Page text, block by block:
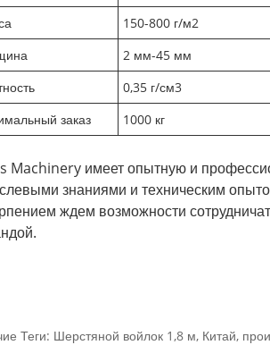
150-800 г/м2
2 мм-45 мм
0,35 г/см3
заказ
1000 кг
Machinery имеет опытную и
знаниями и техническим
ждем возможности
Теги: Шерстяной войлок 1,8 м, Китай,